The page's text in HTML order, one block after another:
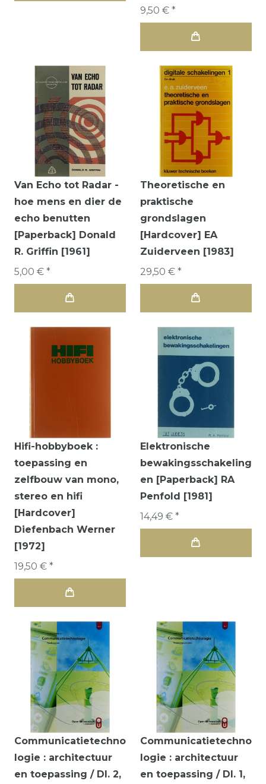
9,50 € *
Van Echo tot Radar -
hoe mens en dier de
echo benutten
[Paperback] Donald
R. Griffin [1961]
5,00 € *
Theoretische en
praktische
grondslagen
[Hardcover] EA
Zuiderveen [1983]
29,50 € *
Hifi-hobbyboek :
toepassing en
zelfbouw van mono,
stereo en hifi
[Hardcover]
Diefenbach Werner
[1972]
19,50 € *
Elektronische
bewakingsschakeling
en [Paperback] RA
Penfold [1981]
14,49 € *
Communicatietechno
logie : architectuur
en toepassing / Dl. 2,
Communicatietechno
logie : architectuur
en toepassing / Dl. 1,